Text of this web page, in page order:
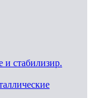
и стабилизир.